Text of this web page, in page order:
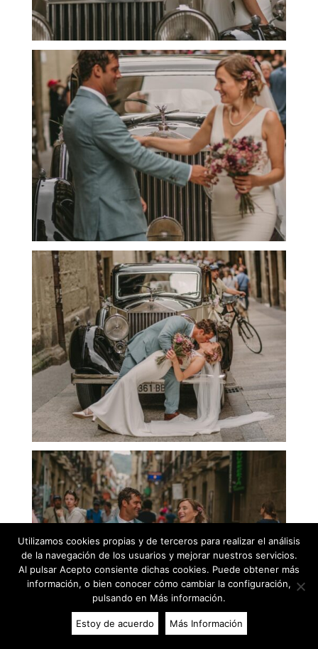
Utilizamos cookies propias y de terceros para realizar el análisis
de la navegación de los usuarios y mejorar nuestros servicios.
Al pulsar Acepto consiente dichas cookies. Puede obtener más
información, o bien conocer cómo cambiar la configuración,
pulsando en Más información.
Estoy de acuerdo Más Información